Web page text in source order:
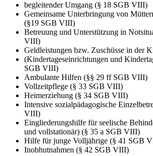
begleitender Umgang (§ 18 SGB VIII)
Gemeinsame Unterbringung von
(§19 SGB VIII)
Betreuung und Unterstützung in
VIII)
Geldleistungen bzw. Zuschüsse in der
(Kindertageseinrichtungen und
SGB VIII)
Ambulante Hilfen (§§ 29 ff SGB VIII)
Vollzeitpflege (§ 33 SGB VIII)
Heimerziehung (§ 34 SGB VIII)
Intensive sozialpädagogische
VIII)
Eingliederungshilfe für seelische
und vollstationär) (§ 35 a SGB VIII)
Hilfe für junge Volljährige (§ 41 SGB
Inobhutnahmen (§ 42 SGB VIII)